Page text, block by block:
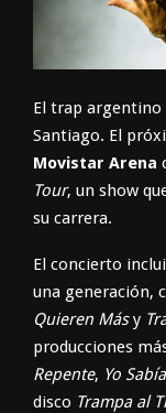
El trap
Santiago. El
Movistar Arena
Tour, un show
su carrera.
El concierto
una generación,
Quieren Másy
producciones
Repente, Yo Sabía
disco Trampa al